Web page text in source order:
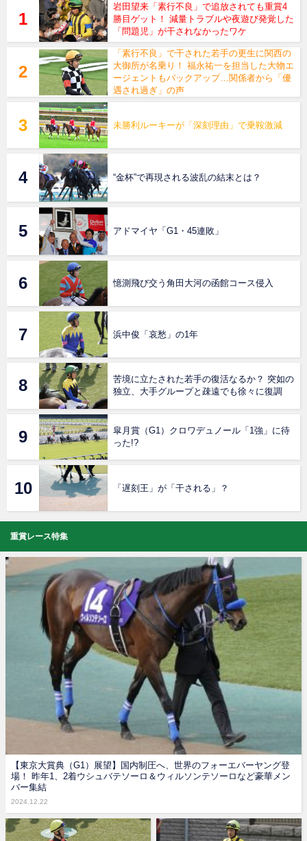
岩田望来「素行不良」で追放されても重賞4
勝目ゲット！ 減量トラブルや夜遊び発覚した
「問題児」が干されなかったワケ
「素行不良」で干された若手の更生に関西の
大御所が名乗り！ 福永祐一を担当した大物エ
ージェントもバックアップ…関係者から「優
遇され過ぎ」の声
未勝利ルーキーが「深刻理由」で乗鞍激減
“金杯”で再現される波乱の結末とは？
アドマイヤ「G1・45連敗」
憶測飛び交う角田大河の函館コース侵入
浜中俊「哀愁」の1年
苦境に立たされた若手の復活なるか？ 突如の
独立、大手グループと疎遠でも徐々に復調
皐月賞（G1）クロワデュノール「1強」に待
った!?
「遅刻王」が「干される」？
重賞レース特集
【東京大賞典（G1）展望】国内制圧へ、世界のフォーエバーヤング登
場！ 昨年1、2着ウシュバテソーロ＆ウィルソンテソーロなど豪華メン
バー集結
2024.12.22